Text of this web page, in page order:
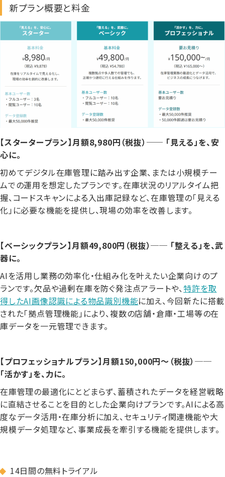
新プラン概要と料金
【スタータープラン】月額8,980円（税抜）── 「見える」を、安
心に。
初めてデジタル在庫管理に踏み出す企業、または小規模チー
ムでの運用を想定したプランです。在庫状況のリアルタイム把
握、コードスキャンによる入出庫記録など、在庫管理の「見える
化」に必要な機能を提供し、現場の効率を改善します。
【ベーシックプラン】月額49,800円（税抜）── 「整える」を、武
器に。
AIを活用し業務の効率化・仕組み化を叶えたい企業向けのプ
ランです。欠品や過剰在庫を防ぐ発注点アラートや、特許を取
得したAI画像認識による物品識別機能に加え、今回新たに搭載
された「拠点管理機能」により、複数の店舗・倉庫・工場等の在
庫データを一元管理できます。
【プロフェッショナルプラン】月額150,000円〜（税抜）──
「活かす」を、力に。
在庫管理の最適化にとどまらず、蓄積されたデータを経営戦略
に直結させることを目的とした企業向けプランです。AIによる高
度なデータ活用・在庫分析に加え、セキュリティ関連機能や大
規模データ処理など、事業成長を牽引する機能を提供します。
14日間の無料トライアル